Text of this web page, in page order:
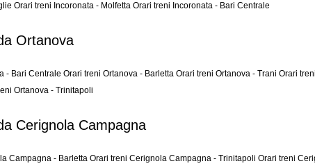
Orari treni Incoronata - Molfetta Orari treni Incoronata - Bari Centrale
Ortanova
- Bari Centrale Orari treni Ortanova - Barletta Orari treni Ortanova - Trani Orari
Ortanova - Trinitapoli
Cerignola Campagna
Campagna - Barletta Orari treni Cerignola Campagna - Trinitapoli Orari treni